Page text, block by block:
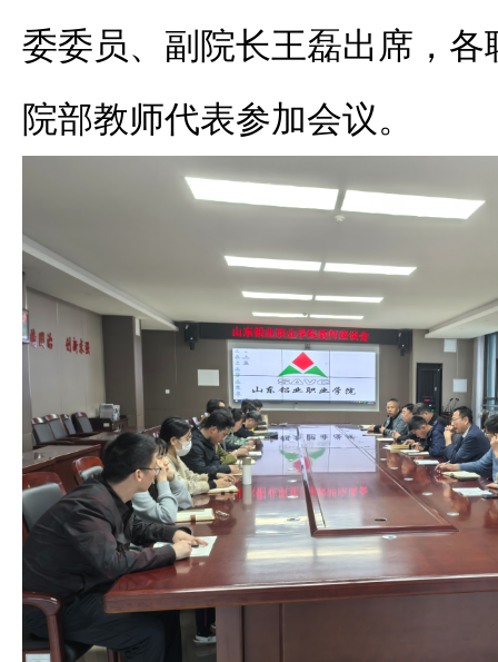
委委员、副院长王磊出席，
院部教师代表参加会议。